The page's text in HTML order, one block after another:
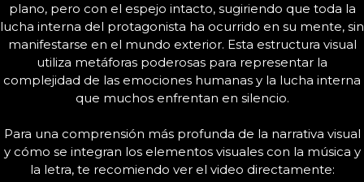
plano, pero con el espejo intacto, sugiriendo que toda la
lucha interna del protagonista ha ocurrido en su mente, sin
manifestarse en el mundo exterior. Esta estructura visual
utiliza metáforas poderosas para representar la
complejidad de las emociones humanas y la lucha interna
que muchos enfrentan en silencio.
Para una comprensión más profunda de la narrativa visual
y cómo se integran los elementos visuales con la música y
la letra, te recomiendo ver el video directamente: